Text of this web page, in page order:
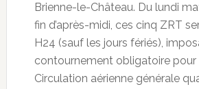
Brienne-le-Château. Du lundi
fin d’après-midi, ces cinq ZRT
H24 (sauf les jours fériés),
contournement obligatoire pour
Circulation aérienne générale